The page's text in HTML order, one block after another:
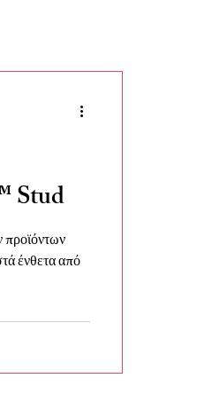
Stud
ένθετα από